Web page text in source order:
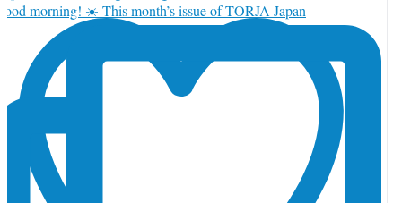
morning! ☀️ This month’s issue of TORJA Japan